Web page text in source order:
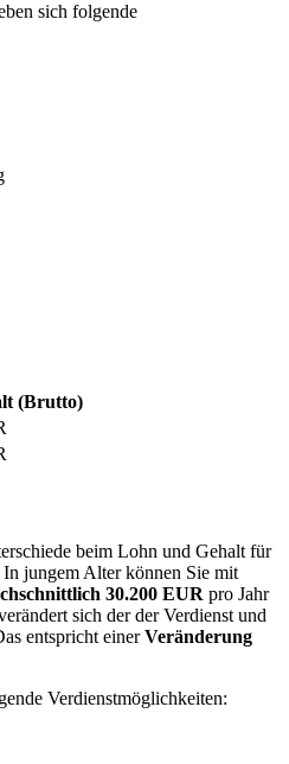
sich folgende
(Brutto)
beim Lohn und Gehalt für
jungem Alter können Sie mit
30.200 EUR pro Jahr
sich der der Verdienst und
entspricht einerVeränderung
Verdienstmöglichkeiten: